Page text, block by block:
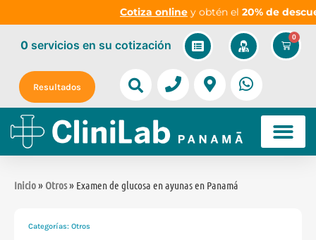
Cotiza onliney obtén el20% de descuento
0
0servicios en su cotización
Resultados
Inicio» Otros» Examen de glucosa en ayunas en Panamá
Categorías: Otros